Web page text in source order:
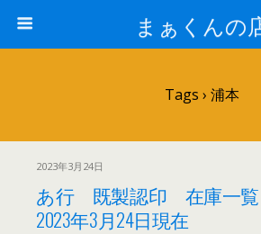
まぁくんの
Tags › 浦本
2023年3月24日
あ行 既製認印 在庫一
2023年3月24日現在